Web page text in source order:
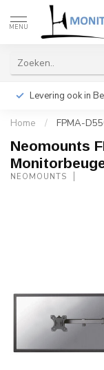
MENU
Levering ook in
Home / FPMA-
Neomounts
NEOMOUNTS